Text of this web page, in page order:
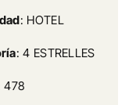
: HOTEL
: 4 ESTRELLES
478